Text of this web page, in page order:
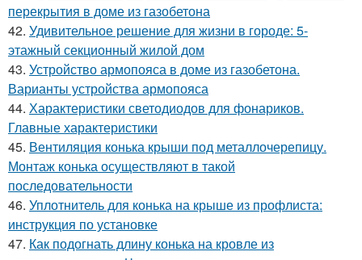
перекрытия в доме из газобетона
42. Удивительное решение для жизни в городе: 5-
этажный секционный жилой дом
43. Устройство армопояса в доме из газобетона.
Варианты устройства армопояса
44. Характеристики светодиодов для фонариков.
Главные характеристики
45. Вентиляция конька крыши под металлочерепицу.
Монтаж конька осуществляют в такой
последовательности
46. Уплотнитель для конька на крыше из профлиста:
инструкция по установке
47. Как подогнать длину конька на кровле из